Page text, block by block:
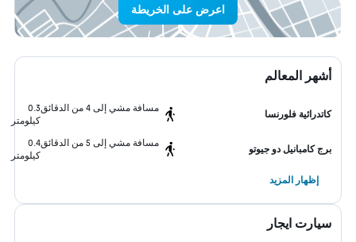
اعرض على الخريطة
أشهر المعالم
كاتدرائية فلورنسا
مسافة مشي إلى 4 من الدقائق
0.3
كيلومتر
برج كامبانيل دو جيوتو
مسافة مشي إلى 5 من الدقائق
0.4
كيلومتر
إظهار المزيد
سيارت ايجار